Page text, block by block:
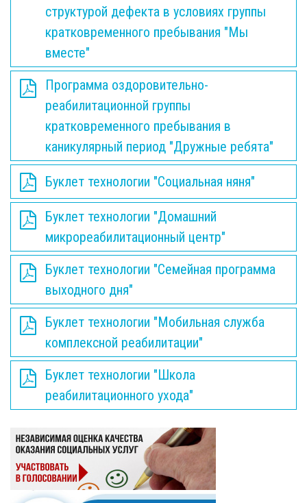
структурой дефекта в условиях группы
кратковременного пребывания "Мы
вместе"
Программа оздоровительно-
реабилитационной группы
кратковременного пребывания в
каникулярный период "Дружные ребята"
Буклет технологии "Социальная няня"
Буклет технологии "Домашний
микрореабилитационный центр"
Буклет технологии "Семейная программа
выходного дня"
Буклет технологии "Мобильная служба
комплексной реабилитации"
Буклет технологии "Школа
реабилитационного ухода"